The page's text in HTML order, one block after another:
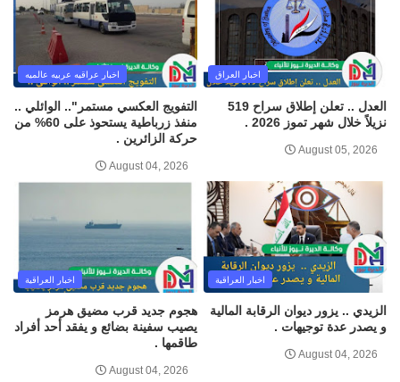
اخبار العراق
العدل .. تعلن إطلاق سراح 519
نزيلاً خلال شهر تموز 2026 .
August 05, 2026
اخبار عراقيه عربيه عالميه
التفويج العكسي مستمر".. الوائلي ..
منفذ زرباطية يستحوذ على 60% من
حركة الزائرين .
August 04, 2026
اخبار العراقية
الزيدي .. يزور ديوان الرقابة المالية
و يصدر عدة توجيهات .
August 04, 2026
اخبار العراقية
هجوم جديد قرب مضيق هرمز
يصيب سفينة بضائع و يفقد أحد أفراد
طاقمها .
August 04, 2026